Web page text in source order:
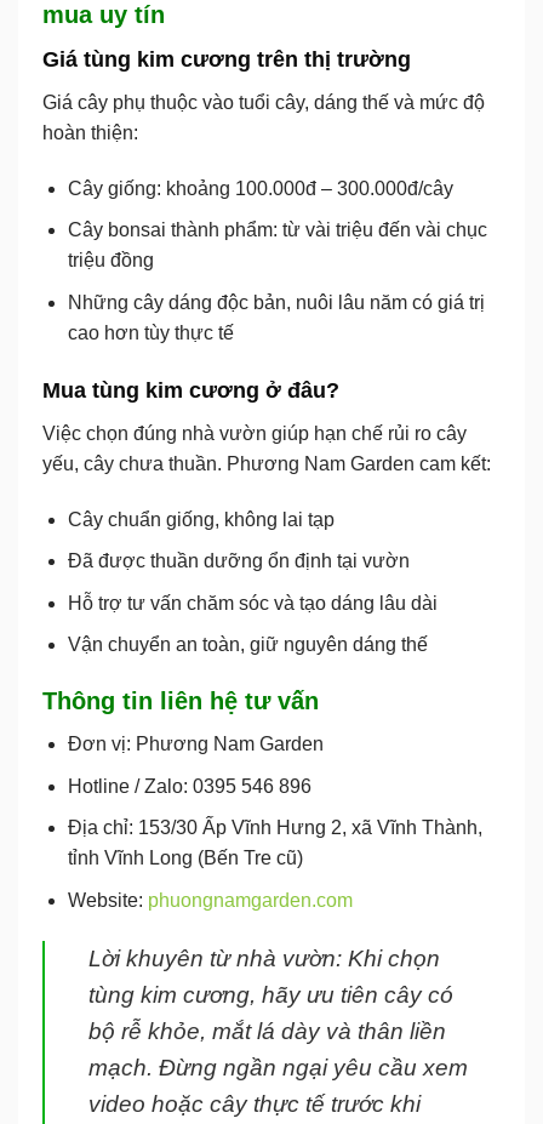
mua uy tín
Giá tùng kim cương trên thị trường
Giá cây phụ thuộc vào tuổi cây, dáng thế và mức độ
hoàn thiện:
Cây giống: khoảng 100.000đ – 300.000đ/cây
Cây bonsai thành phẩm: từ vài triệu đến vài chục
triệu đồng
Những cây dáng độc bản, nuôi lâu năm có giá trị
cao hơn tùy thực tế
Mua tùng kim cương ở đâu?
Việc chọn đúng nhà vườn giúp hạn chế rủi ro cây
yếu, cây chưa thuần. Phương Nam Garden cam kết:
Cây chuẩn giống, không lai tạp
Đã được thuần dưỡng ổn định tại vườn
Hỗ trợ tư vấn chăm sóc và tạo dáng lâu dài
Vận chuyển an toàn, giữ nguyên dáng thế
Thông tin liên hệ tư vấn
Đơn vị: Phương Nam Garden
Hotline / Zalo: 0395 546 896
Địa chỉ: 153/30 Ấp Vĩnh Hưng 2, xã Vĩnh Thành,
tỉnh Vĩnh Long (Bến Tre cũ)
Website: phuongnamgarden.com
Lời khuyên từ nhà vườn: Khi chọn
tùng kim cương, hãy ưu tiên cây có
bộ rễ khỏe, mắt lá dày và thân liền
mạch. Đừng ngần ngại yêu cầu xem
video hoặc cây thực tếtrước khi